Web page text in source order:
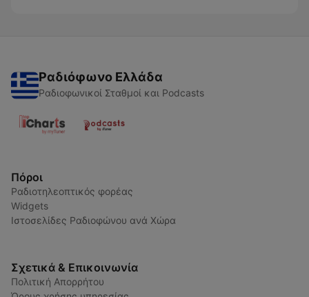
Ραδιόφωνο Ελλάδα
Ραδιοφωνικοί Σταθμοί και Podcasts
Πόροι
Ραδιοτηλεοπτικός φορέας
Widgets
Ιστοσελίδες Ραδιοφώνου ανά Χώρα
Σχετικά & Επικοινωνία
Πολιτική Απορρήτου